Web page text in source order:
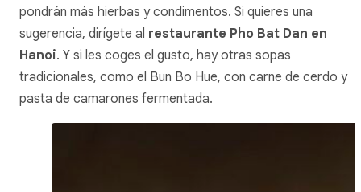
pondrán más hierbas y condimentos. Si quieres una
sugerencia, dirígete al restaurante Pho Bat Dan en
Hanoi. Y si les coges el gusto, hay otras sopas
tradicionales, como el Bun Bo Hue, con carne de cerdo y
pasta de camarones fermentada.